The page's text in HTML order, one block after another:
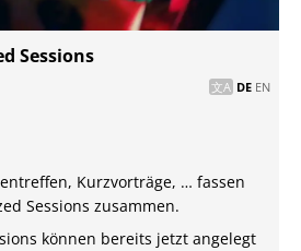
Sessions
DE EN
Kurzvorträge, … fassen
Sessions zusammen.
können bereits jetzt angelegt